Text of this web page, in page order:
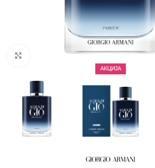
АКЦИЈА
CLICK TO ENLARGE